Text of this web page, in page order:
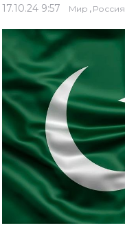
17.10.24 9:57 Мир , Россия